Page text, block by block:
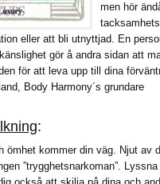
men hör
eller att bli utnyttjad. En
gör å andra sidan att
för att leva upp till dina
Body Harmony´s grundare
:
ömhet kommer din väg. Njut av
”trygghetsnarkoman”.